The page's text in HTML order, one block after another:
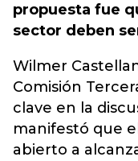
propuesta fue
sector deben
Wilmer
Comisión
clave en la
manifestó que
abierto a